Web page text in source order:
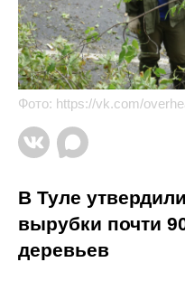
Фото: https://vk.com/
В Туле
вырубки почти
деревьев